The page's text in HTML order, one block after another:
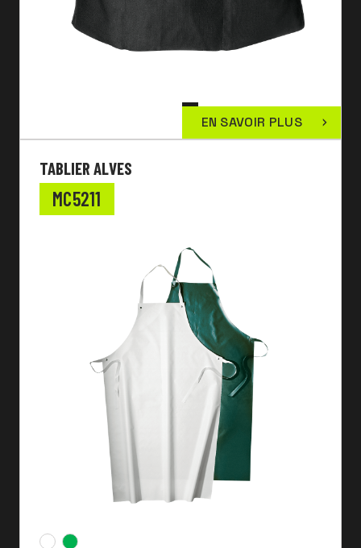
EN SAVOIR PLUS
TABLIER ALVES
MC5211